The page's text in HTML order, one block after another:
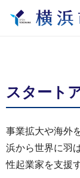
スタート
事業拡大や海外
浜から世界に羽
性起業家を支援